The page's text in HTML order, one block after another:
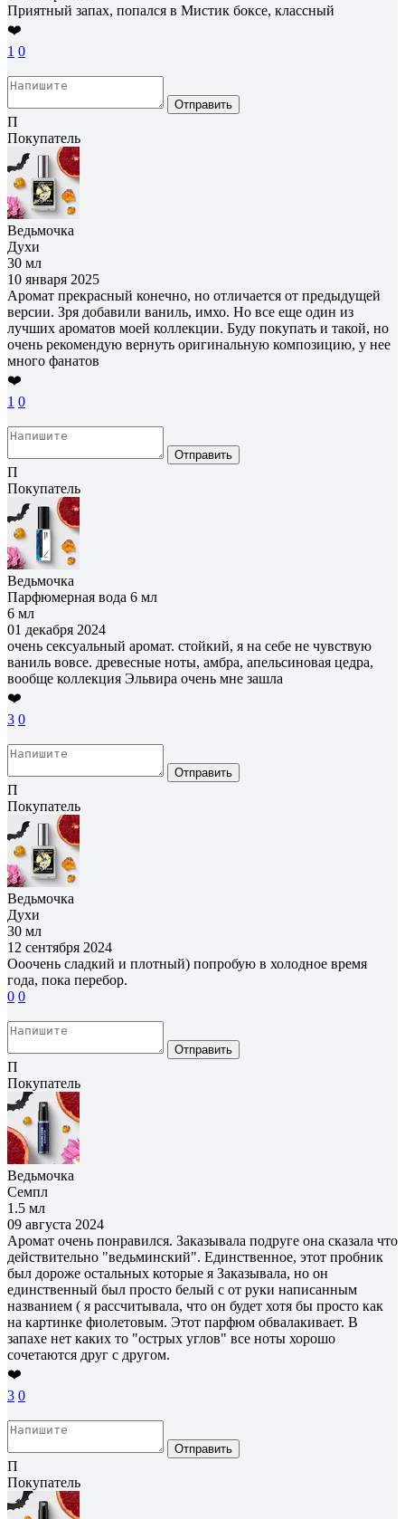
Приятный запах, попался в Мистик боксе, классный
❤️
1 0
Отправить
П
Покупатель
Ведьмочка
Духи
30 мл
10 января 2025
Аромат прекрасный конечно, но отличается от предыдущей
версии. Зря добавили ваниль, имхо. Но все еще один из
лучших ароматов моей коллекции. Буду покупать и такой, но
очень рекомендую вернуть оригинальную композицию, у нее
много фанатов
❤️
1 0
Отправить
П
Покупатель
Ведьмочка
Парфюмерная вода 6 мл
6 мл
01 декабря 2024
очень сексуальный аромат. стойкий, я на себе не чувствую
ваниль вовсе. древесные ноты, амбра, апельсиновая цедра,
вообще коллекция Эльвира очень мне зашла
❤️
3 0
Отправить
П
Покупатель
Ведьмочка
Духи
30 мл
12 сентября 2024
Ооочень сладкий и плотный) попробую в холодное время
года, пока перебор.
0 0
Отправить
П
Покупатель
Ведьмочка
Семпл
1.5 мл
09 августа 2024
Аромат очень понравился. Заказывала подруге она сказала что
действительно "ведьминский". Единственное, этот пробник
был дороже остальных которые я Заказывала, но он
единственный был просто белый с от руки написанным
названием ( я рассчитывала, что он будет хотя бы просто как
на картинке фиолетовым. Этот парфюм обвалакивает. В
запахе нет каких то "острых углов" все ноты хорошо
сочетаются друг с другом.
❤️
3 0
Отправить
П
Покупатель